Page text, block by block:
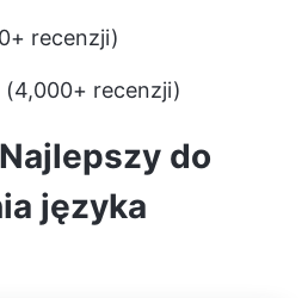
recenzji)
(4,000+ recenzji)
do
języka